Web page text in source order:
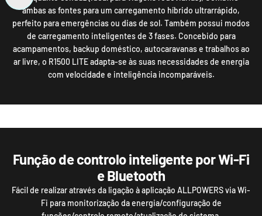
ambas as fontes para um carregamento híbrido ultrarrápido,
perfeito para emergências ou dias de sol. Também possui modos
de carregamento inteligentes de 3 fases. Concebido para
acampamentos, backup doméstico, autocaravanas e trabalhos ao
ar livre, o R1500 LITE adapta-se às suas necessidades de energia
com velocidade e inteligência incomparáveis.
Função de controlo inteligente por Wi-Fi
e Bluetooth
Fácil de realizar através da ligação à aplicação ALLPOWERS via Wi-
Fi para monitorização da energia/configuração de